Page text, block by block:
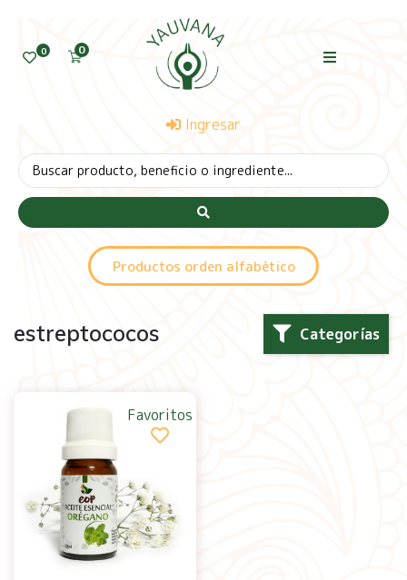
0 0
Ingresar
Productos orden alfabético
Categorías
estreptococos
Favoritos